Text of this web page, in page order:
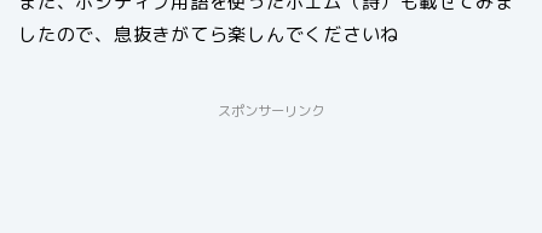
したので、息抜きがてら楽しんでくださいね
スポンサーリンク